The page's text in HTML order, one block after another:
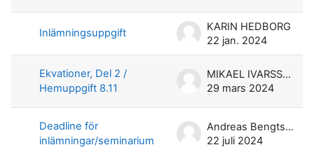
Inlämningsuppgift
KARIN HEDBORG
22 jan. 2024
Ekvationer, Del 2 /
Hemuppgift 8.11
MIKAEL IVARSSON
29 mars 2024
Deadline för
inlämningar/seminarium
Andreas Bengtsson
22 juli 2024